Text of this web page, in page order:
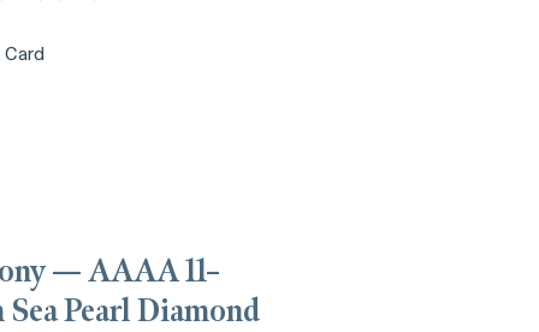
— AAAA 11–
Pearl Diamond